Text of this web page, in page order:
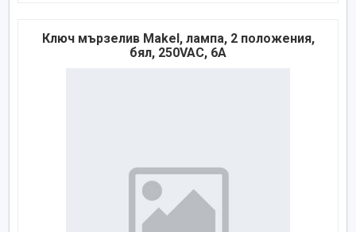
Ключ мързелив Makel, лампа, 2 положения,
бял, 250VAC, 6A